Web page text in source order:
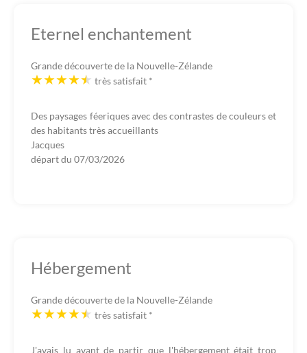
Eternel enchantement
Grande découverte de la Nouvelle-Zélande
très satisfait *
Des paysages féeriques avec des contrastes de couleurs et
des habitants très accueillants
Jacques
départ du 07/03/2026
Hébergement
Grande découverte de la Nouvelle-Zélande
très satisfait *
J'avais lu avant de partir que l'hébergement était trop